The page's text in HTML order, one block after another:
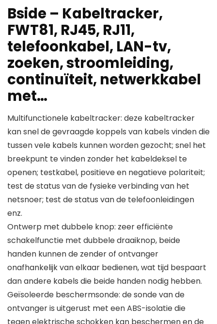
Bside – Kabeltracker,
FWT81, RJ45, RJ11,
telefoonkabel, LAN-tv,
zoeken, stroomleiding,
continuïteit, netwerkkabel
met…
Multifunctionele kabeltracker: deze kabeltracker
kan snel de gevraagde koppels van kabels vinden die
tussen vele kabels kunnen worden gezocht; snel het
breekpunt te vinden zonder het kabeldeksel te
openen; testkabel, positieve en negatieve polariteit;
test de status van de fysieke verbinding van het
netsnoer; test de status van de telefoonleidingen
enz.
Ontwerp met dubbele knop: zeer efficiënte
schakelfunctie met dubbele draaiknop, beide
handen kunnen de zender of ontvanger
onafhankelijk van elkaar bedienen, wat tijd bespaart
dan andere kabels die beide handen nodig hebben.
Geïsoleerde beschermsonde: de sonde van de
ontvanger is uitgerust met een ABS-isolatie die